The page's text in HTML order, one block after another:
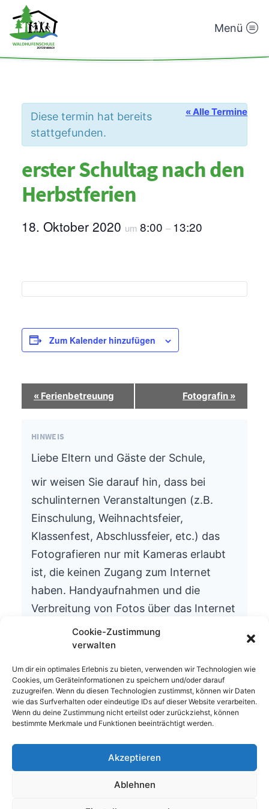
Cookie-Zustimmung
verwalten
Um dir ein optimales Erlebnis zu bieten, verwenden wir Technologien wie
Cookies, um Geräteinformationen zu speichern und/oder darauf
zuzugreifen. Wenn du diesen Technologien zustimmst, können wir Daten
wie das Surfverhalten oder eindeutige IDs auf dieser Website verarbeiten.
Wenn du deine Zustimmung nicht erteilst oder zurückziehst, können
bestimmte Merkmale und Funktionen beeinträchtigt werden.
Akzeptieren
Ablehnen
Waldhufenschule
Menü
« Alle Termine
Diese termin hat bereits
stattgefunden.
erster Schultag nach den
Herbstferien
18. Oktober 2020 um 8:00 – 13:20
Zum Kalender hinzufügen
Termin-
Navigation
« Ferienbetreuung Fotografin »
HINWEIS
Liebe Eltern und Gäste der Schule,
wir weisen Sie darauf hin, dass bei
schulinternen Veranstaltungen (z.B.
Einschulung, Weihnachtsfeier,
Klassenfest, Abschlussfeier, etc.) das
Fotografieren nur mit Kameras erlaubt
ist, die keinen Zugang zum Internet
haben. Handyaufnahmen und die
Verbreitung von Fotos über das Internet
ist aus datenschutzrechtlichen Gründen
nicht gestattet.
Wir bitten um Ihr Verständnis.
Die Schulleitung